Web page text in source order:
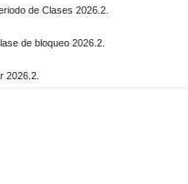
de Clases 2026.2.
de bloqueo 2026.2.
2026.2.